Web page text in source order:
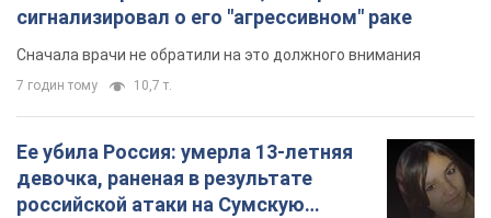
сигнализировал о его "агрессивном" раке
Сначала врачи не обратили на это должного внимания
7 годин тому 10,7 т.
Ее убила Россия: умерла 13-летняя
девочка, раненая в результате
российской атаки на Сумскую